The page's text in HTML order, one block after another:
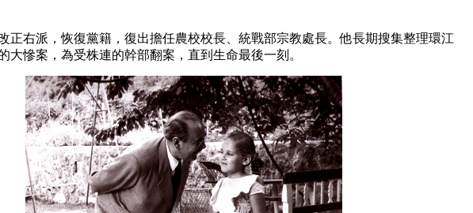
正右派，恢復黨籍，復出擔任農校校長、統戰部宗教處長。他長期搜集整理環江
大慘案，為受株連的幹部翻案，直到生命最後一刻。